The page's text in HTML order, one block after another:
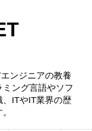
ンジニアの教養
ング言語やソフ
、ITやIT業界の歴